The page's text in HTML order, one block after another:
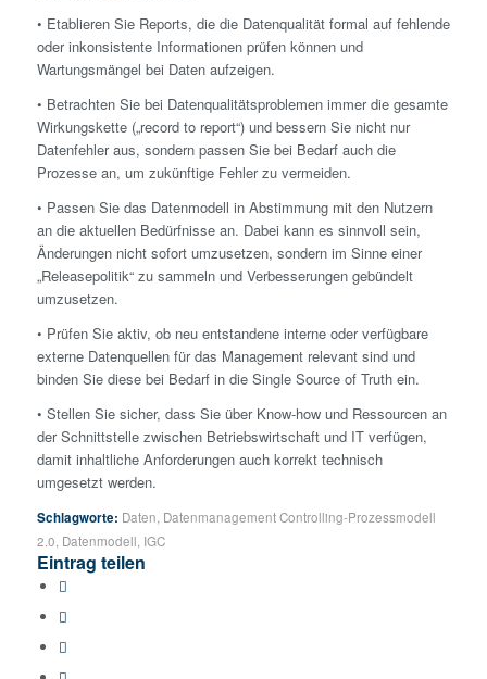
• Etablieren Sie Reports, die die Datenqualität formal auf fehlende
oder inkonsistente Informationen prüfen können und
Wartungsmängel bei Daten aufzeigen.
• Betrachten Sie bei Datenqualitätsproblemen immer die gesamte
Wirkungskette („record to report“) und bessern Sie nicht nur
Datenfehler aus, sondern passen Sie bei Bedarf auch die
Prozesse an, um zukünftige Fehler zu vermeiden.
• Passen Sie das Datenmodell in Abstimmung mit den Nutzern
an die aktuellen Bedürfnisse an. Dabei kann es sinnvoll sein,
Änderungen nicht sofort umzusetzen, sondern im Sinne einer
„Releasepolitik“ zu sammeln und Verbesserungen gebündelt
umzusetzen.
• Prüfen Sie aktiv, ob neu entstandene interne oder verfügbare
externe Datenquellen für das Management relevant sind und
binden Sie diese bei Bedarf in die Single Source of Truth ein.
• Stellen Sie sicher, dass Sie über Know-how und Ressourcen an
der Schnittstelle zwischen Betriebswirtschaft und IT verfügen,
damit inhaltliche Anforderungen auch korrekt technisch
umgesetzt werden.
Schlagworte: Daten Datenmanagement Controlling-Prozessmodell
2.0 Datenmodell IGC
Eintrag teilen